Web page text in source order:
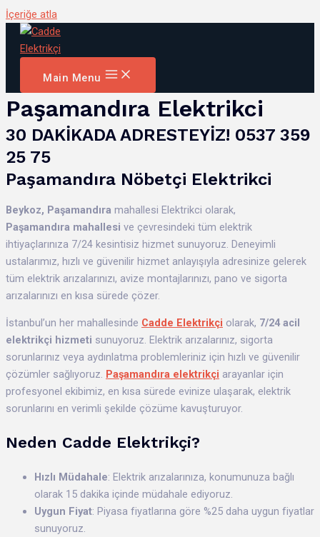
İçeriğe atla
Main Menu
Paşamandıra Elektrikci
30 DAKİKADA ADRESTEYİZ! 0537 359
25 75
Paşamandıra Nöbetçi Elektrikci
Beykoz, Paşamandıra mahallesi Elektrikci olarak,
Paşamandıra mahallesi ve çevresindeki tüm elektrik
ihtiyaçlarınıza 7/24 kesintisiz hizmet sunuyoruz. Deneyimli
ustalarımız, hızlı ve güvenilir hizmet anlayışıyla adresinize gelerek
tüm elektrik arızalarınızı, avize montajlarınızı, pano ve sigorta
arızalarınızı en kısa sürede çözer.
İstanbul’un her mahallesinde Cadde Elektrikçi olarak, 7/24 acil
elektrikçi hizmeti sunuyoruz. Elektrik arızalarınız, sigorta
sorunlarınız veya aydınlatma problemleriniz için hızlı ve güvenilir
çözümler sağlıyoruz. Paşamandıra elektrikçi arayanlar için
profesyonel ekibimiz, en kısa sürede evinize ulaşarak, elektrik
sorunlarını en verimli şekilde çözüme kavuşturuyor.
Neden Cadde Elektrikçi?
Hızlı Müdahale: Elektrik arızalarınıza, konumunuza bağlı
olarak 15 dakika içinde müdahale ediyoruz.
Uygun Fiyat: Piyasa fiyatlarına göre %25 daha uygun fiyatlar
sunuyoruz.